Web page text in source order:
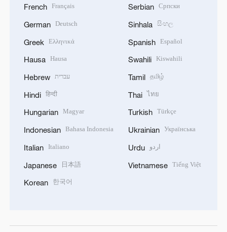
French Français
German Deutsch
Greek Ελληνικά
Hausa Hausa
Hebrew עברית
Hindi हिन्दी
Hungarian Magyar
Indonesian Bahasa Indonesia
Italian Italiano
Japanese 日本語
Korean 한국어
Serbian Српски
Sinhala සිංහල
Spanish Español
Swahili Kiswahili
Tamil தமிழ்
Thai ไทย
Turkish Türkçe
Ukrainian Українська
Urdu اردو
Vietnamese Tiếng Việt